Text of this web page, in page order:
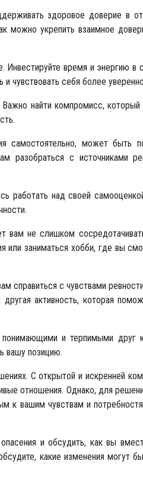
здоровое доверие в
можно укрепить взаимное
время и энергию в
чувствовать себя более
найти компромисс, который
самостоятельно, может быть
разобраться с источниками
работать над своей
вам не слишком
заниматься хобби, где вы
справиться с чувствами
активность, которая
и терпимыми друг
вашу позицию.
С открытой и искренней
отношения. Однако, для
к вашим чувствам и
и обсудить, как вы
какие изменения могут